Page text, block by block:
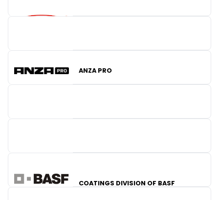
VALEO
ANZA PRO
COATINGS DIVISION OF BASF